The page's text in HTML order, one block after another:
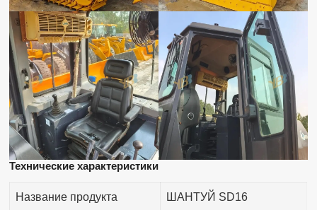
Технические характеристики
Название продукта ШАНТУЙ SD16